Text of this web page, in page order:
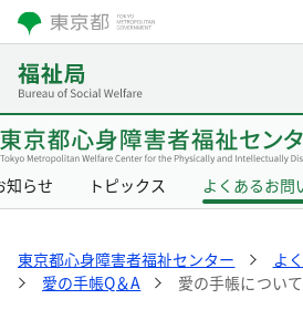
知らせ トピックス よくあるお問
東京都心身障害者福祉センター
よ
愛の手帳Q＆A
愛の手帳につい